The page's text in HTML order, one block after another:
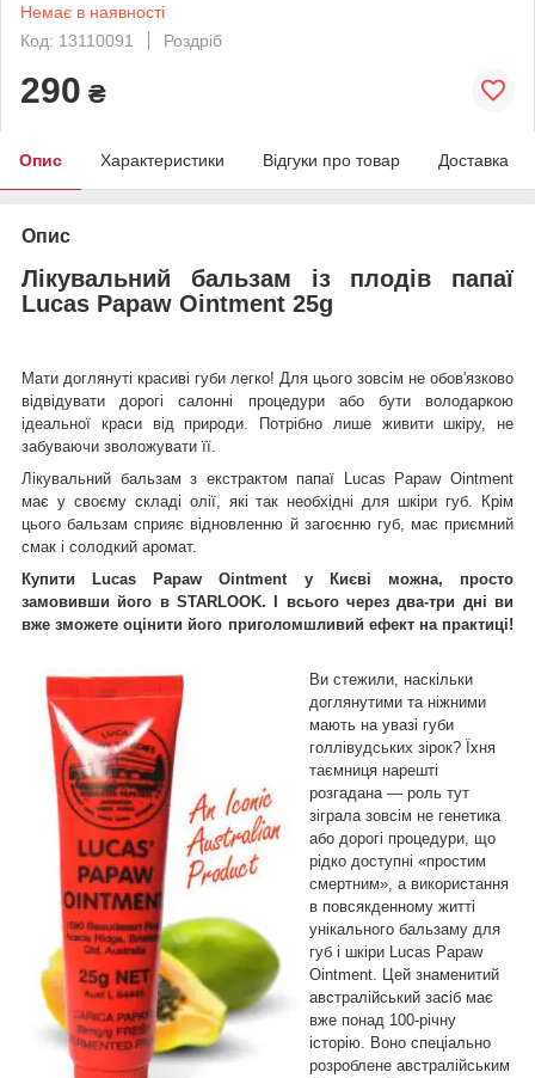
Немає в наявності
Код: 13110091
Роздріб
290 ₴
Опис Характеристики Відгуки про товар Доставка
Опис
Лікувальний бальзам із плодів папаї
Lucas Papaw Ointment 25g
Мати доглянуті красиві губи легко! Для цього зовсім не обов'язково
відвідувати дорогі салонні процедури або бути володаркою
ідеальної краси від природи. Потрібно лише живити шкіру, не
забуваючи зволожувати її.
Лікувальний бальзам з екстрактом папаї Lucas Papaw Ointment
має у своєму складі олії, які так необхідні для шкіри губ. Крім
цього бальзам сприяє відновленню й загоєнню губ, має приємний
смак і солодкий аромат.
Купити Lucas Papaw Ointment у Києві можна, просто
замовивши його в STARLOOK. І всього через два-три дні ви
вже зможете оцінити його приголомшливий ефект на практиці!
Ви стежили, наскільки
доглянутими та ніжними
мають на увазі губи
голлівудських зірок? Їхня
таємниця нарешті
розгадана — роль тут
зіграла зовсім не генетика
або дорогі процедури, що
рідко доступні «простим
смертним», а використання
в повсякденному житті
унікального бальзаму для
губ і шкіри Lucas Papaw
Ointment. Цей знаменитий
австралійський засіб має
вже понад 100-річну
історію. Воно спеціально
розроблене австралійським